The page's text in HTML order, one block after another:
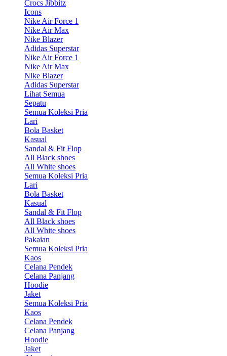
Crocs Jibbitz
Icons
Nike Air Force 1
Nike Air Max
Nike Blazer
Adidas Superstar
Nike Air Force 1
Nike Air Max
Nike Blazer
Adidas Superstar
Lihat Semua
Sepatu
Semua Koleksi Pria
Lari
Bola Basket
Kasual
Sandal & Fit Flop
All Black shoes
All White shoes
Semua Koleksi Pria
Lari
Bola Basket
Kasual
Sandal & Fit Flop
All Black shoes
All White shoes
Pakaian
Semua Koleksi Pria
Kaos
Celana Pendek
Celana Panjang
Hoodie
Jaket
Semua Koleksi Pria
Kaos
Celana Pendek
Celana Panjang
Hoodie
Jaket